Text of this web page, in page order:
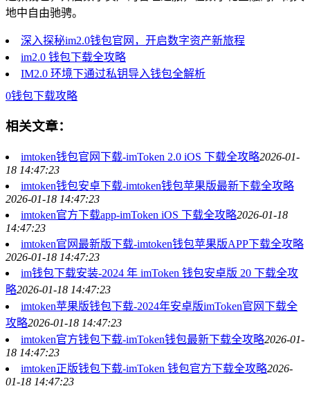
地中自由驰骋。
深入探秘im2.0钱包官网，开启数字资产新旅程
im2.0 钱包下载全攻略
IM2.0 环境下通过私钥导入钱包全解析
0钱包下载攻略
相关文章：
imtoken钱包官网下载-imToken 2.0 iOS 下载全攻略2026-01-
18 14:47:23
imtoken钱包安卓下载-imtoken钱包苹果版最新下载全攻略
2026-01-18 14:47:23
imtoken官方下载app-imToken iOS 下载全攻略2026-01-18
14:47:23
imtoken官网最新版下载-imtoken钱包苹果版APP下载全攻略
2026-01-18 14:47:23
im钱包下载安装-2024 年 imToken 钱包安卓版 20 下载全攻
略2026-01-18 14:47:23
imtoken苹果版钱包下载-2024年安卓版imToken官网下载全
攻略2026-01-18 14:47:23
imtoken官方钱包下载-imToken钱包最新下载全攻略2026-01-
18 14:47:23
imtoken正版钱包下载-imToken 钱包官方下载全攻略2026-
01-18 14:47:23